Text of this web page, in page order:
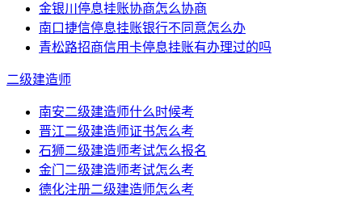
金银川停息挂账协商怎么协商
南口捷信停息挂账银行不同意怎么办
青松路招商信用卡停息挂账有办理过的吗
二级建造师
南安二级建造师什么时候考
晋江二级建造师证书怎么考
石狮二级建造师考试怎么报名
金门二级建造师考试怎么考
德化注册二级建造师怎么考